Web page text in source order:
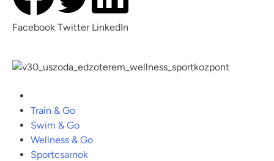
Facebook Twitter LinkedIn
Train & Go
Swim & Go
Wellness & Go
Sportcsarnok